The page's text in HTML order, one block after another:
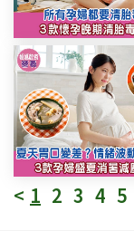
< 1 2 3 4 5